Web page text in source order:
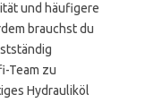
und häufigere
brauchst du
Team zu
Hydrauliköl